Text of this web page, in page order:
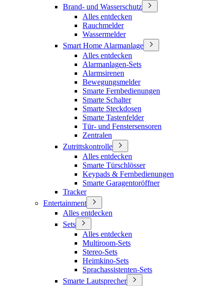
Brand- und Wasserschutz
Alles entdecken
Rauchmelder
Wassermelder
Smart Home Alarmanlage
Alles entdecken
Alarmanlagen-Sets
Alarmsirenen
Bewegungsmelder
Smarte Fernbedienungen
Smarte Schalter
Smarte Steckdosen
Smarte Tastenfelder
Tür- und Fenstersensoren
Zentralen
Zutrittskontrolle
Alles entdecken
Smarte Türschlösser
Keypads & Fernbedienungen
Smarte Garagentoröffner
Tracker
Entertainment
Alles entdecken
Sets
Alles entdecken
Multiroom-Sets
Stereo-Sets
Heimkino-Sets
Sprachassistenten-Sets
Smarte Lautsprecher